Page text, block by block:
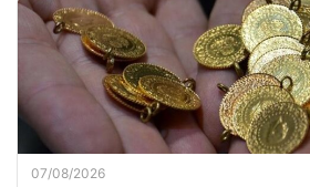
07/08/2026